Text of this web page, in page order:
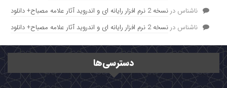
ناشناس در نسخه 2 نرم افزار رایانه ای و اندروید آثار علامه مصباح+ دانلود
ناشناس در نسخه 2 نرم افزار رایانه ای و اندروید آثار علامه مصباح+ دانلود
دسترسی‌ها